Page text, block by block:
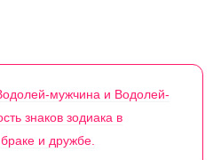
мужчина и Водолей-
знаков зодиака в
и дружбе.